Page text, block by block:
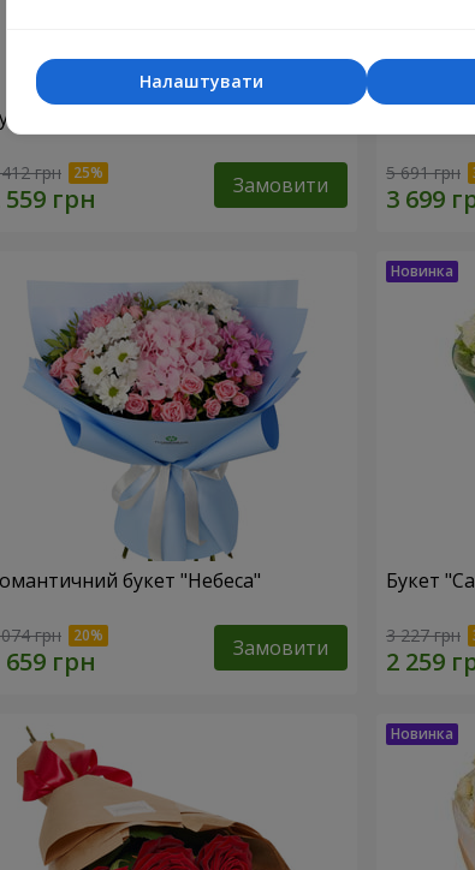
"Щирість"
грн Замовити 5 691 грн
букет "Небеса"
грн Замовити
Букет
3 227 грн
Налаштувати